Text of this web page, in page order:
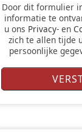
Door dit formulier in te dienen wenst u
informatie te
u ons Privacy-en
zich te allen tijde
persoonlijke